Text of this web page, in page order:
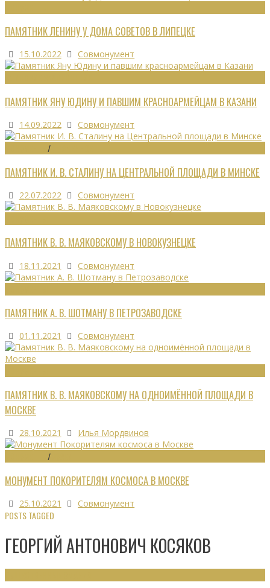
ПАМЯТНИК ЛЕНИНУ У ДОМА СОВЕТОВ В ЛИПЕЦКЕ
15.10.2022 Совмонумент
ПАМЯТНИК ЯНУ ЮДИНУ И ПАВШИМ КРАСНОАРМЕЙЦАМ В КАЗАНИ
14.09.2022 Совмонумент
/
ПАМЯТНИК И. В. СТАЛИНУ НА ЦЕНТРАЛЬНОЙ ПЛОЩАДИ В МИНСКЕ
22.07.2022 Совмонумент
ПАМЯТНИК В. В. МАЯКОВСКОМУ В НОВОКУЗНЕЦКЕ
18.11.2021 Совмонумент
ПАМЯТНИК А. В. ШОТМАНУ В ПЕТРОЗАВОДСКЕ
01.11.2021 Совмонумент
ПАМЯТНИК В. В. МАЯКОВСКОМУ НА ОДНОИМЁННОЙ ПЛОЩАДИ В
МОСКВЕ
28.10.2021 Илья Мордвинов
/
МОНУМЕНТ ПОКОРИТЕЛЯМ КОСМОСА В МОСКВЕ
25.10.2021 Совмонумент
POSTS TAGGED
ГЕОРГИЙ АНТОНОВИЧ КОСЯКОВ